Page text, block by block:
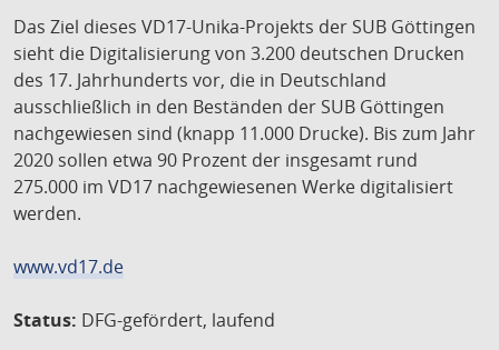
Das Ziel dieses VD17-Unika-Projekts der SUB Göttingen
sieht die Digitalisierung von 3.200 deutschen Drucken
des 17. Jahrhunderts vor, die in Deutschland
ausschließlich in den Beständen der SUB Göttingen
nachgewiesen sind (knapp 11.000 Drucke). Bis zum Jahr
2020 sollen etwa 90 Prozent der insgesamt rund
275.000 im VD17 nachgewiesenen Werke digitalisiert
werden.
www.vd17.de
Status: DFG-gefördert, laufend